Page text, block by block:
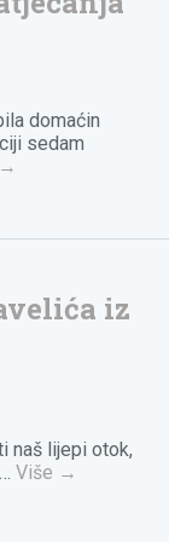
domaćin
sedam
→
iz
naš lijepi otok,
Više →